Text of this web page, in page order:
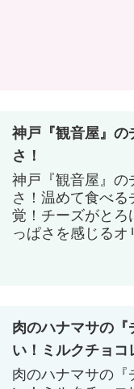
神戸『観音屋』の
さ！
神戸『観音屋』の
さ！温めて食べ
覚！チーズがとろ
っぱさを感じる
肉のハナマサの『
い！ミルクチョコ
肉のハナマサの『